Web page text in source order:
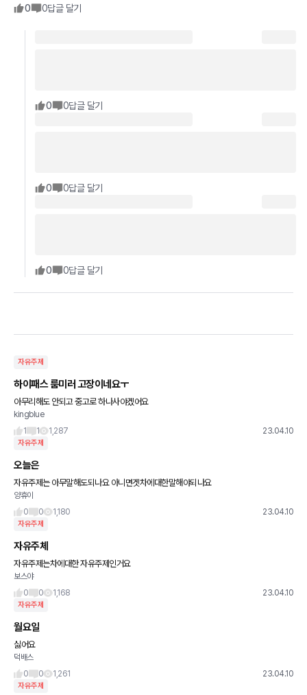
0 0답글 달기
0 0답글 달기
0 0답글 달기
0 0답글 달기
자유주제
하이패스 룸미러 고장이네요ㅜ
아무리해도 안되고 중고로 하나사야겠어요
kingblue
1
1 1,287 23.04.10
자유주제
오늘은
자유주제는 아무말해도되나요 아니면겟차에대한말해야되나요
양휴이
0
0 1,180 23.04.10
자유주제
자유주체
자유주제는차에대한 자유주제인거요
보스야
0
0 1,168 23.04.10
자유주제
월요일
싫어요
덕배스
0
0 1,261 23.04.10
자유주제